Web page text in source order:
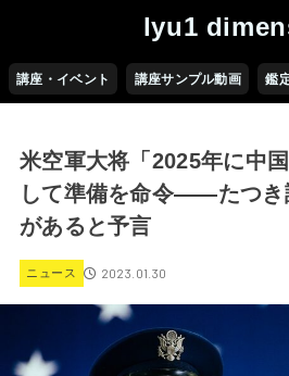
lyu1
講座・イベント 講座サンプル動画 鑑
米空軍大将「2025年に中
して準備を命令――たつき
があると予言
ニュース 2023.01.30